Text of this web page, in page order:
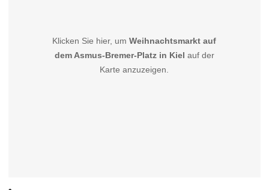
Klicken Sie hier, umWeihnachtsmarkt auf
dem Asmus-Bremer-Platz in Kiel auf der
Karte anzuzeigen.